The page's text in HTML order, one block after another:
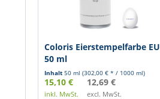
Coloris Eierstempelfarbe EU
50 ml
Inhalt 50 ml (302,00 € * / 1000 ml)
15,10 €
inkl. MwSt.
12,69 €
excl. MwSt.